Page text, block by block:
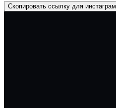
Скопировать ссылку для инстаграм